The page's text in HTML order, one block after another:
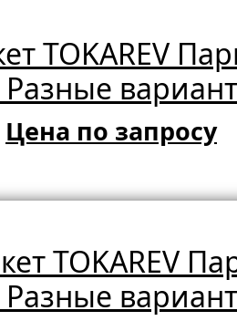
TOKAREV
Цена по запросу
TOKAREV